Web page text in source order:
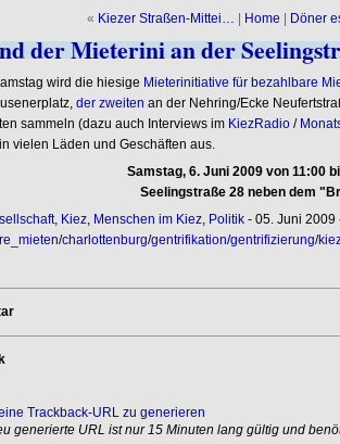
« Kiezer Straßen-Mittei… Home Döner
der Mieterini an der
wird die hiesige Mieterinitiative für bezahlbare
der zweiten an der Nehring/Ecke
sammeln (dazu auch Interviews im KiezRadio/
vielen Läden und Geschäften aus.
Samstag, 6. Juni 2009 von 11:00
Seelingstraße 28 neben dem
, Kiez, Menschen im Kiez, Politik- 05. Juni 2009
/charlottenburg/gentrifikation/gentrifizierung/
Trackback-URL zu generieren
generierte URL ist nur 15 Minuten lang gültig und